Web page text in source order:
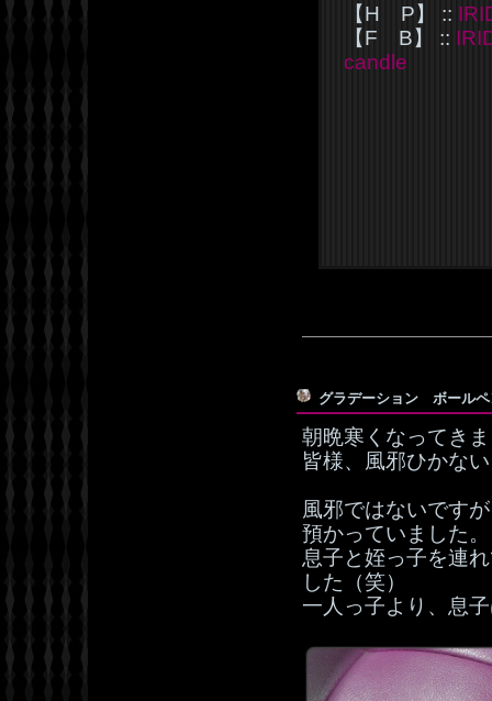
【H P】 ::
【F B】 ::
candle
グラデーション ボール
朝晩寒くなってき
皆様、風邪ひかな
風邪ではないです
預かっていました。
息子と姪っ子を連
した（笑）
一人っ子より、息